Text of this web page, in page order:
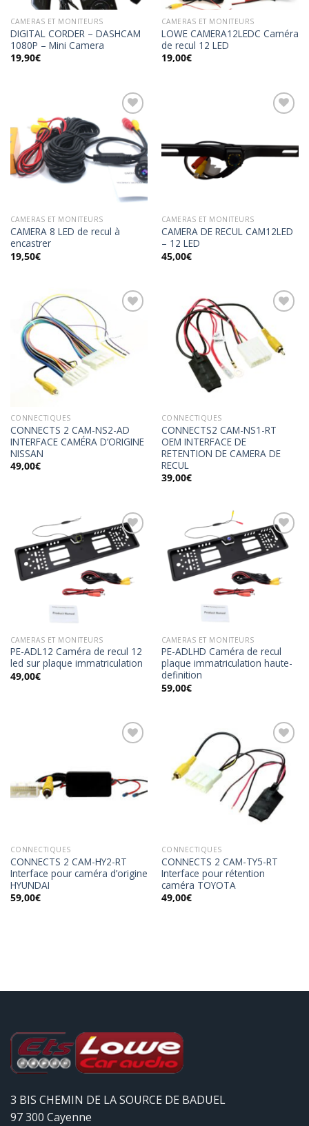
CAMERAS ET MONITEURS
DIGITAL CORDER – DASHCAM
1080P – Mini Camera
19,90€
CAMERAS ET MONITEURS
LOWE CAMERA12LEDC Caméra
de recul 12 LED
19,00€
Ajouter
à la
wishlist
CAMERAS ET MONITEURS
CAMERA 8 LED de recul à
encastrer
19,50€
Ajouter
à la
CAMERAS ET MONITEURS
CAMERA DE RECUL CAM12LED
– 12 LED
45,00€
Ajouter
à la
CONNECTIQUES
CONNECTS 2 CAM-NS2-AD
INTERFACE CAMÉRA D’ORIGINE
NISSAN
49,00€
Ajouter
à la
wishlist
CONNECTIQUES
CONNECTS2 CAM-NS1-RT
OEM INTERFACE DE
RETENTION DE CAMERA DE
RECUL
39,00€
à la
wishlist
CAMERAS ET MONITEURS
PE-ADL12 Caméra de recul 12
led sur plaque immatriculation
49,00€
à la
wishlist
CAMERAS ET MONITEURS
PE-ADLHD Caméra de recul
plaque immatriculation haute-
definition
59,00€
Ajouter
à la
wishlist
CONNECTIQUES
CONNECTS 2 CAM-HY2-RT
Interface pour caméra d’origine
HYUNDAI
59,00€
Ajouter
à la
wishlist
CONNECTIQUES
CONNECTS 2 CAM-TY5-RT
Interface pour rétention
caméra TOYOTA
49,00€
3 BIS CHEMIN DE LA SOURCE DE BADUEL
97 300 Cayenne